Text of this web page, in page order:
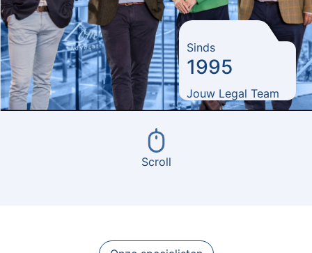
Sinds
1995
Jouw Legal Team
Scroll